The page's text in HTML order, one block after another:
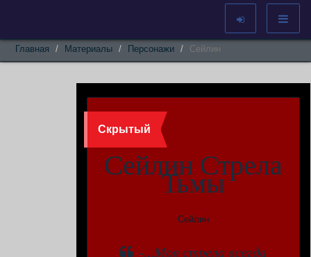
Главная Материалы Персонажи Сейлин
Скрытый
Сейлин Стрела
Тьмы
Сейлин
-...Моя стрела всегда